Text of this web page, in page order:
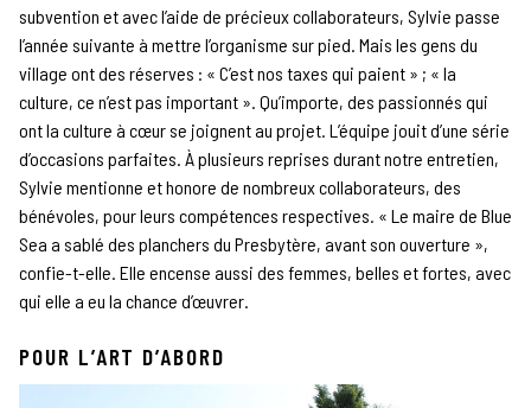
subvention et avec l’aide de précieux collaborateurs, Sylvie passe
l’année suivante à mettre l’organisme sur pied. Mais les gens du
village ont des réserves : « C’est nos taxes qui paient » ; « la
culture, ce n’est pas important ». Qu’importe, des passionnés qui
ont la culture à cœur se joignent au projet. L’équipe jouit d’une série
d’occasions parfaites. À plusieurs reprises durant notre entretien,
Sylvie mentionne et honore de nombreux collaborateurs, des
bénévoles, pour leurs compétences respectives. « Le maire de Blue
Sea a sablé des planchers du Presbytère, avant son ouverture »,
confie-t-elle. Elle encense aussi des femmes, belles et fortes, avec
qui elle a eu la chance d’œuvrer.
POUR L’ART D’ABORD